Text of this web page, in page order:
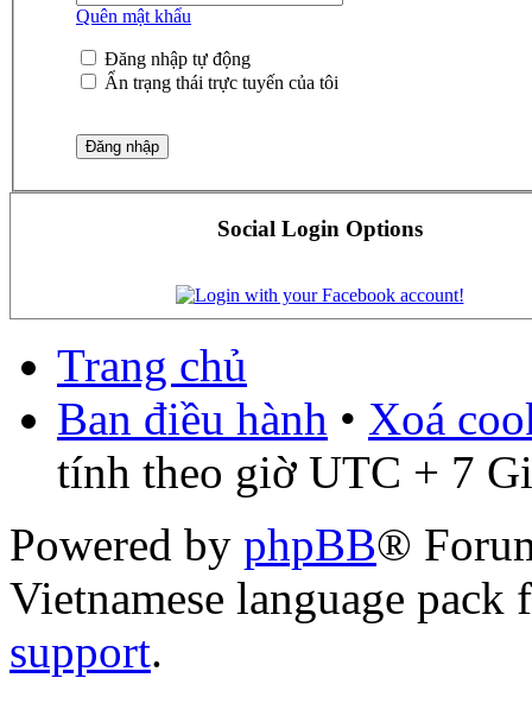
Quên mật khẩu
Đăng nhập tự động
Ẩn trạng thái trực tuyến của tôi
Social Login Options
Trang chủ
Ban điều hành • Xoá
tính theo giờ UTC + 7
Powered by phpBB®
Vietnamese language
support.